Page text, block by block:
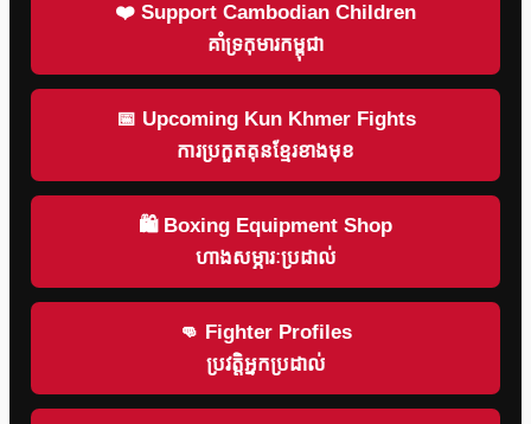
❤️ Support Cambodian Children
គាំទ្រកុមារកម្ពុជា
📅 Upcoming Kun Khmer Fights
ការប្រកួតគុនខ្មែរខាងមុខ
🛍 Boxing Equipment Shop
ហាងសម្ភារៈប្រដាល់
👊 Fighter Profiles
ប្រវត្តិអ្នកប្រដាល់